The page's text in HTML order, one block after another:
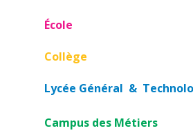
École
Collège
Lycée Général &
Campus des Métiers